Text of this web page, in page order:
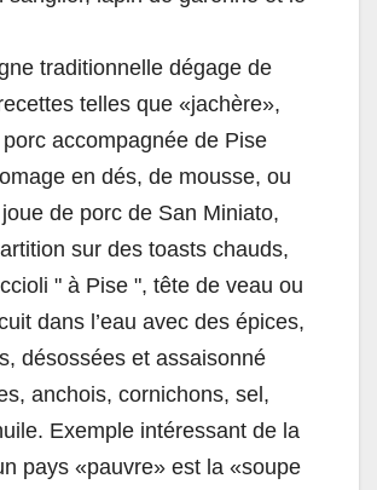
traditionnelle dégage de
telles que «jachère»,
accompagnée de Pise
en dés, de mousse, ou
de porc de San Miniato,
sur des toasts chauds,
" à Pise ", tête de veau ou
dans l’eau avec des épices,
désossées et assaisonné
anchois, cornichons, sel,
Exemple intéressant de la
pays «pauvre» est la «soupe